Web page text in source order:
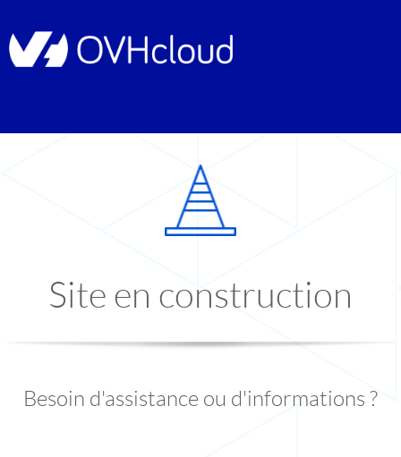
Site en construction
Besoin d'assistance ou d'informations ?